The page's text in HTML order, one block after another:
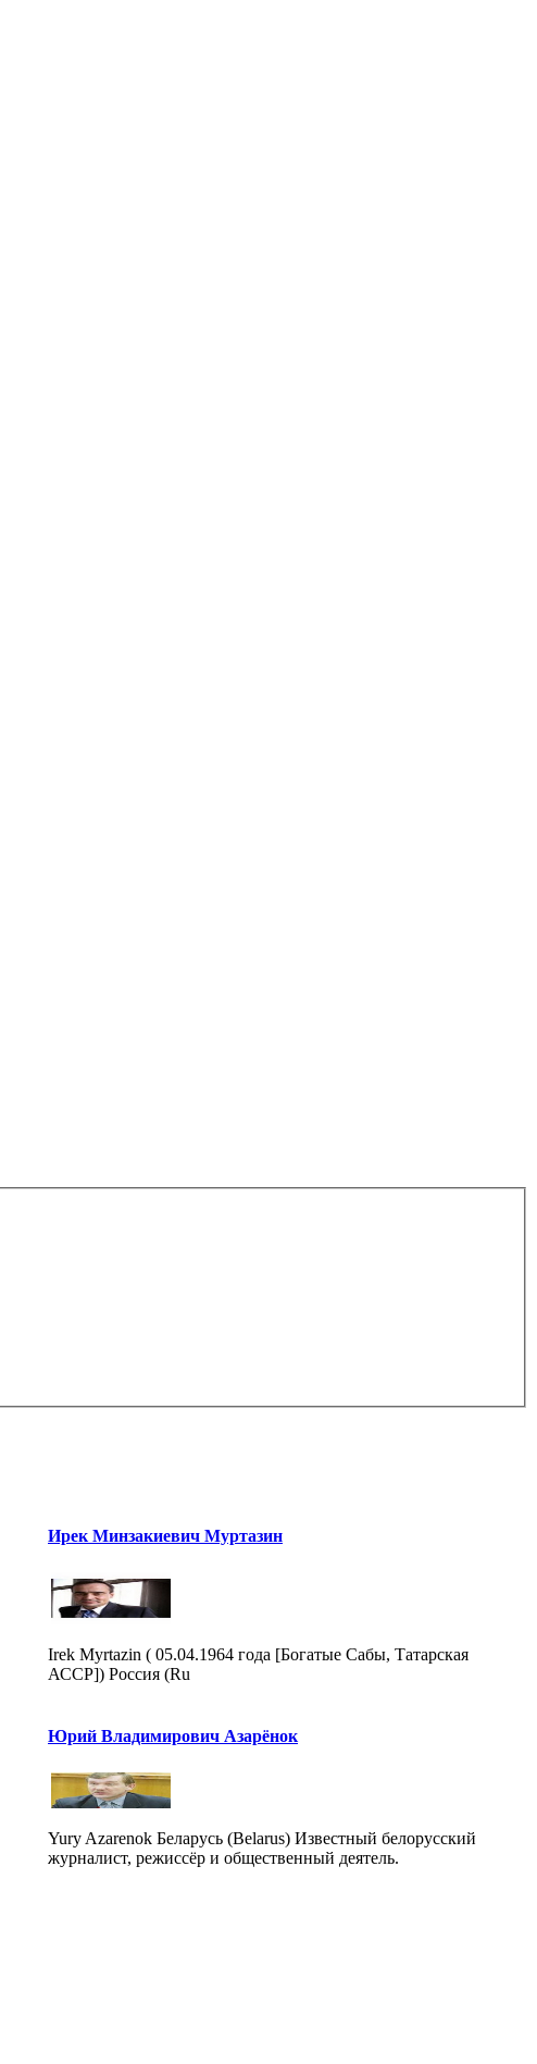
Ирек Минзакиевич Муртазин
Irek Myrtazin ( 05.04.1964 года [Богатые Сабы, Татарская
АССР]) Россия (Ru
Юрий Владимирович Азарёнок
Yury Azarenok Беларусь (Belarus) Известный белорусский
журналист, режиссёр и общественный деятель.